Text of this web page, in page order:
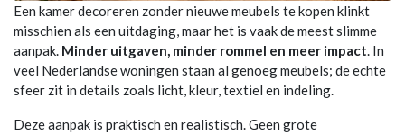
Een kamer decoreren zonder nieuwe meubels te kopen klinkt
misschien als een uitdaging, maar het is vaak de meest slimme
aanpak. Minder uitgaven, minder rommel en meer impact. In
veel Nederlandse woningen staan al genoeg meubels; de echte
sfeer zit in details zoals licht, kleur, textiel en indeling.
Deze aanpak is praktisch en realistisch. Geen grote